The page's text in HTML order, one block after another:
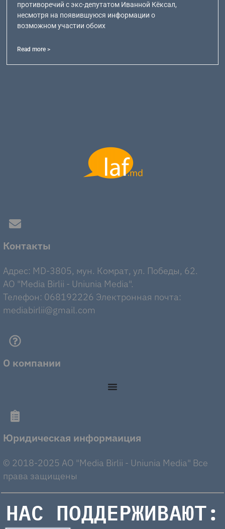
противоречий с экс-депутатом Иванной Кёксал,
несмотря на появившуюся информации о
возможном участии обоих
Read more >
Контакты
Адрес: MD-3805, мун. Комрат, ул. Победы, 62.
AO "Media Birlii - Uniunia Media".
Телефон: 068192226 Электронная почта:
mediabirlii@gmail.com
О компании
Юридическая информаиция
© 2018-2025 AO "Media Birlii - Uniunia Media" Все
права защищены
НАС ПОДДЕРЖИВАЮТ: